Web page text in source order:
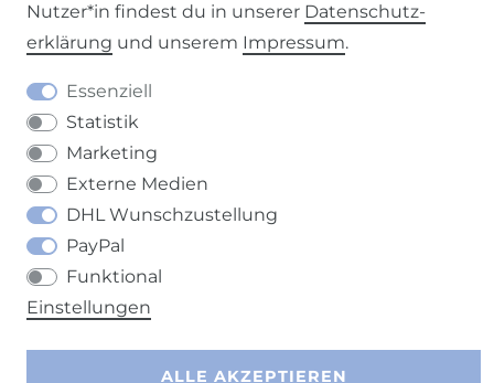
VERTRAG WIDERRUFEN
Nutzer*in findest du in unserer Daten­schutz­
erklärung und unserem Impressum.
Essenziell
Statistik
Marketing
Externe Medien
DHL Wunschzustellung
PayPal
Funktional
Einstellungen
ALLE AKZEPTIEREN